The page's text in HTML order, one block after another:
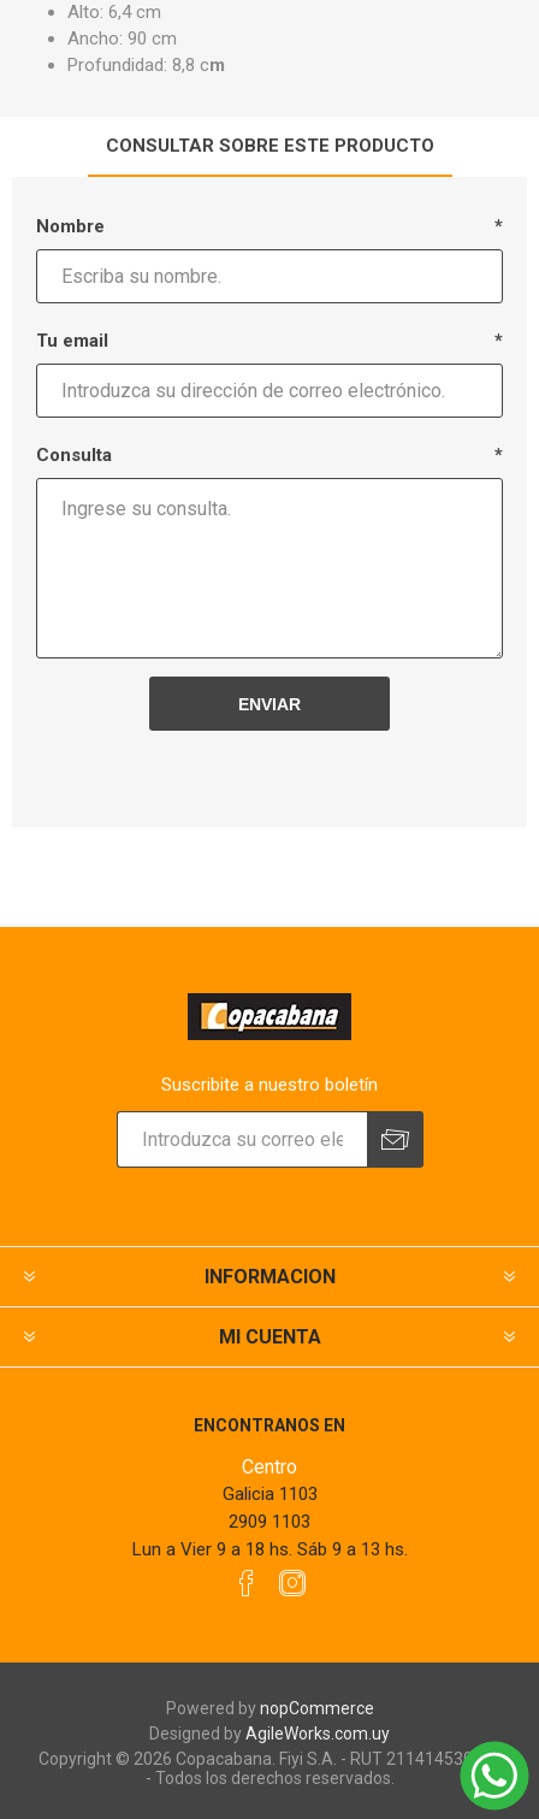
Alto: 6,4 cm
Ancho: 90 cm
Profundidad: 8,8 cm
CONSULTAR SOBRE ESTE PRODUCTO
Nombre *
Tu email *
Consulta *
Suscribite a nuestro boletín
INFORMACION
MI CUENTA
ENCONTRANOS EN
Centro
Galicia 1103
2909 1103
Lun a Vier 9 a 18 hs. Sáb 9 a 13 hs.
Powered bynopCommerce
Designed byAgileWorks.com.uy
Copyright © 2026 Copacabana. Fiyi S.A. - RUT 211414530010
- Todos los derechos reservados.